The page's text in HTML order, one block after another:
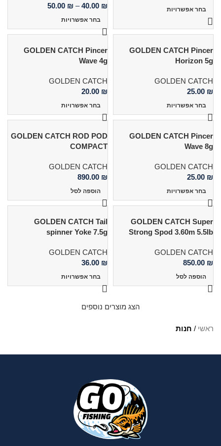
בחר אפשרויות
40.00 ₪
–
50.00 ₪
בחר אפשרויות
GOLDEN CATCH Pincer
Horizon 5g
GOLDEN CATCH
25.00 ₪
בחר אפשרויות
GOLDEN CATCH Pincer
Wave 4g
GOLDEN CATCH
20.00 ₪
בחר אפשרויות
GOLDEN CATCH Pincer
Wave 8g
GOLDEN CATCH
25.00 ₪
בחר אפשרויות
GOLDEN CATCH ROD POD
COMPACT
GOLDEN CATCH
890.00 ₪
הוספה לסל
GOLDEN CATCH Super
Strong Spod 3.60m 5.5lb
GOLDEN CATCH
850.00 ₪
הוספה לסל
GOLDEN CATCH Tail
spinner Yoke 7.5g
GOLDEN CATCH
36.00 ₪
בחר אפשרויות
הצג מוצרים נוספים
ראשי / חנות